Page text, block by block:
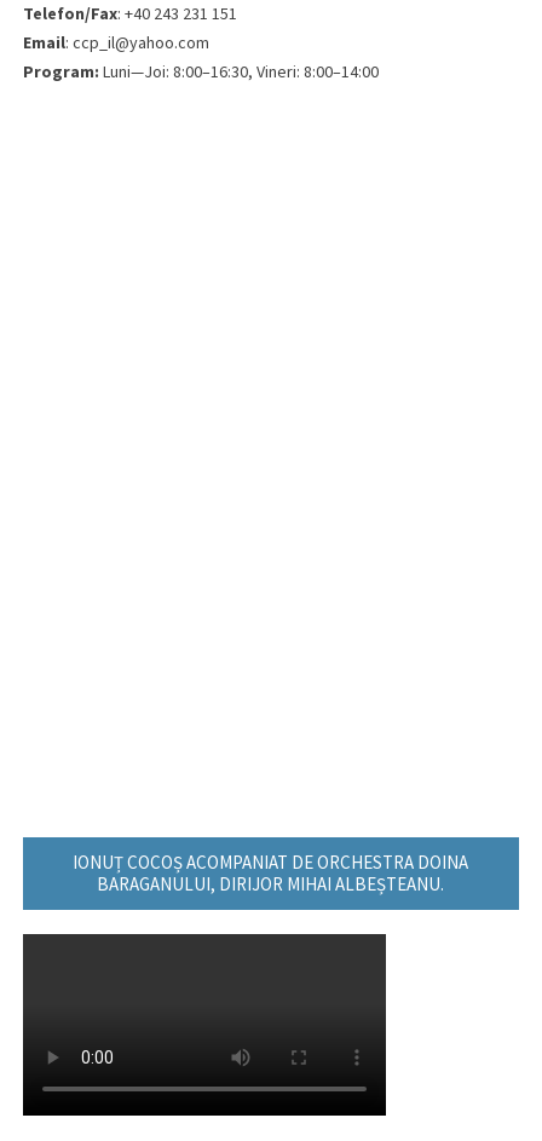
Telefon/Fax: +40 243 231 151
Email: ccp_il@yahoo.com
Program: Luni—Joi: 8:00–16:30, Vineri: 8:00–14:00
IONUȚ COCOȘ ACOMPANIAT DE ORCHESTRA DOINA
BARAGANULUI, DIRIJOR MIHAI ALBEȘTEANU.